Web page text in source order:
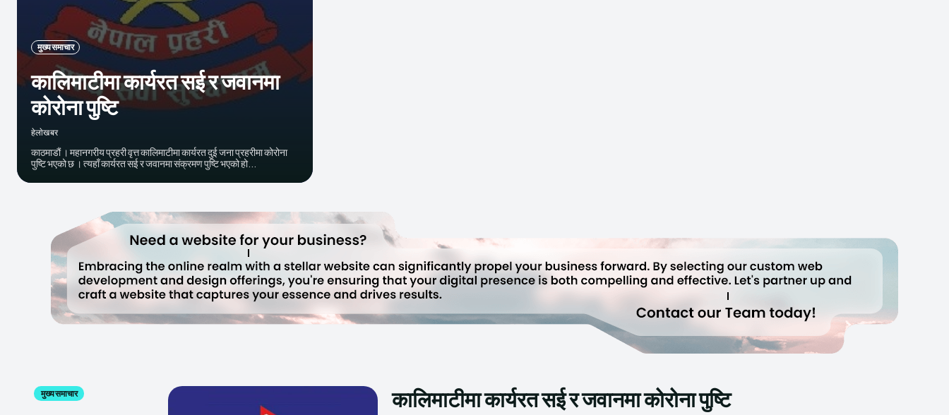
मुख्य समाचार
कालिमाटीमा कार्यरत सई र जवानमा
कोरोना पुष्टि
हेलाेखबर
काठमाडौं । महानगरीय प्रहरी वृत्त कालिमाटीमा कार्यरत दुई जना प्रहरीमा कोरोना
पुष्टि भएको छ । त्यहाँ कार्यरत सई र जवानमा संक्रमण पुष्टि भएको हो...
मुख्य समाचार कालिमाटीमा कार्यरत सई र जवानमा कोरोना पुष्टि